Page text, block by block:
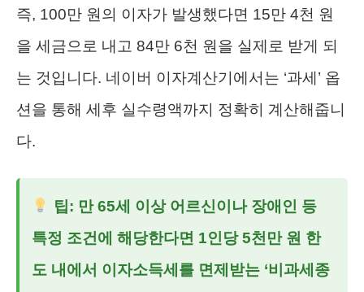
즉, 100만 원의 이자가 발생했다면 15만 4천 원
을 세금으로 내고 84만 6천 원을 실제로 받게 되
는 것입니다. 네이버 이자계산기에서는 ‘과세’ 옵
션을 통해 세후 실수령액까지 정확히 계산해줍니
다.
팁: 만 65세 이상 어르신이나 장애인 등
특정 조건에 해당한다면 1인당 5천만 원 한
도 내에서 이자소득세를 면제받는 ‘비과세종